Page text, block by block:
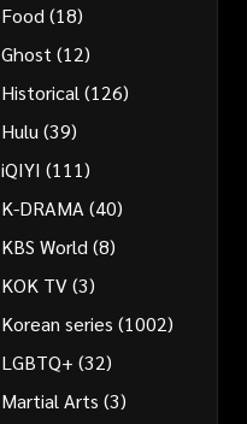
Food (18)
Ghost (12)
Historical (126)
Hulu (39)
iQIYI (111)
K-DRAMA (40)
KBS World (8)
KOK TV(3)
Korean series (1002)
LGBTQ+ (32)
Martial Arts (3)